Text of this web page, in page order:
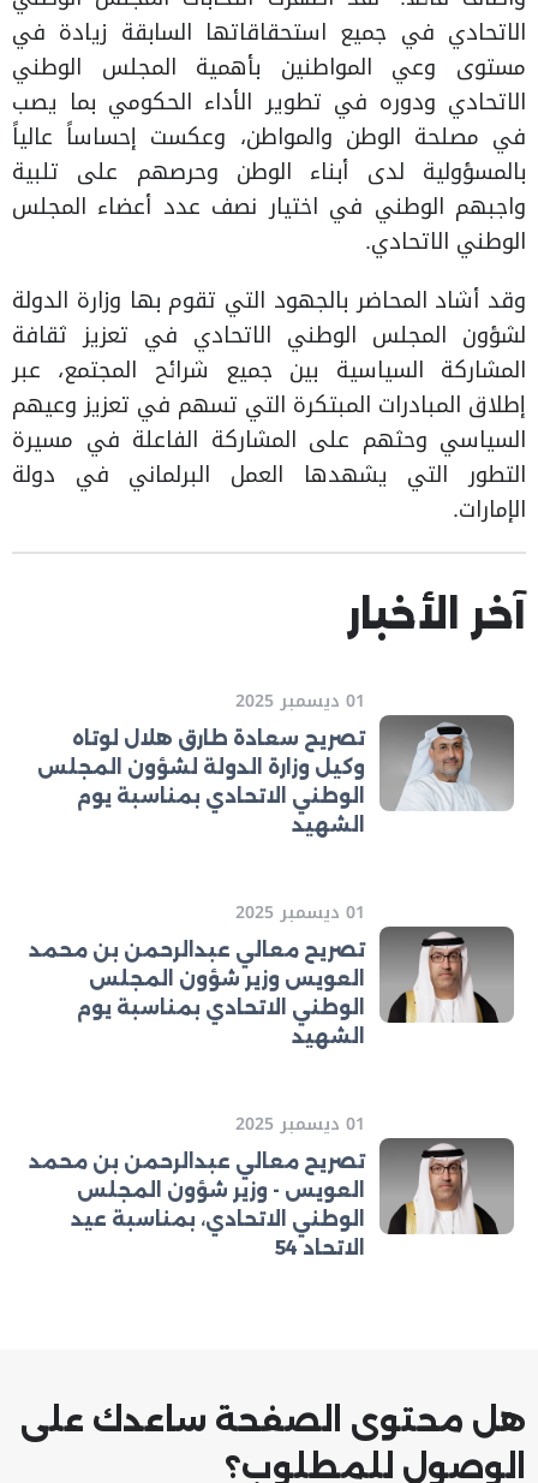
الاتحادي في جميع استحقاقاتها السابقة زيادة في
مستوى وعي المواطنين بأهمية المجلس الوطني
الاتحادي ودوره في تطوير الأداء الحكومي بما يصب
في مصلحة الوطن والمواطن، وعكست إحساساً عالياً
بالمسؤولية لدى أبناء الوطن وحرصهم على تلبية
واجبهم الوطني في اختيار نصف عدد أعضاء المجلس
الوطني الاتحادي.
وقد أشاد المحاضر بالجهود التي تقوم بها وزارة الدولة
لشؤون المجلس الوطني الاتحادي في تعزيز ثقافة
المشاركة السياسية بين جميع شرائح المجتمع، عبر
إطلاق المبادرات المبتكرة التي تسهم في تعزيز وعيهم
السياسي وحثهم على المشاركة الفاعلة في مسيرة
التطور التي يشهدها العمل البرلماني في دولة
الإمارات.
آخر الأخبار
01 ديسمبر 2025
تصريح سعادة طارق هلال لوتاه
وكيل وزارة الدولة لشؤون المجلس
الوطني الاتحادي بمناسبة يوم
الشهيد
01 ديسمبر 2025
تصريح معالي عبدالرحمن بن محمد
العويس وزير شؤون المجلس
الوطني الاتحادي بمناسبة يوم
الشهيد
01 ديسمبر 2025
تصريح معالي عبدالرحمن بن محمد
العويس - وزير شؤون المجلس
الوطني الاتحادي، بمناسبة عيد
الاتحاد 54
هل محتوى الصفحة ساعدك على
الوصول للمطلوب؟